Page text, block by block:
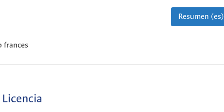
Resumen (es)
frances
Licencia